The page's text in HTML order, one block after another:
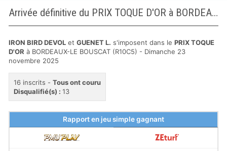
Arrivée définitive du PRIX TOQUE D'OR à BORDEAUX-LE BOUSCAT
IRON BIRD DEVOL et GUENET L. s'imposent dans le PRIX TOQUE
D'OR à BORDEAUX-LE BOUSCAT (R10C5) - Dimanche 23
novembre 2025
16 inscrits - Tous ont couru
Disqualifié(s) : 13
Rapport en jeu simple gagnant